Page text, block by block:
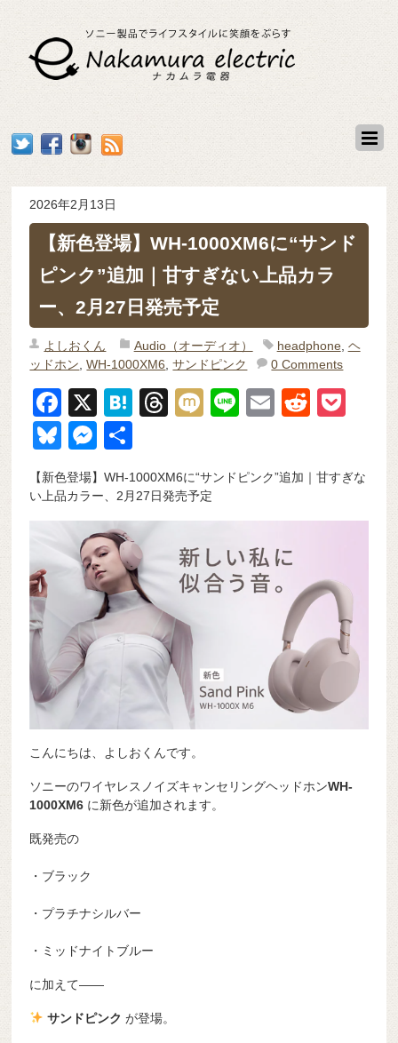
2026年2月13日
【新色登場】WH-1000XM6に“サンド
ピンク”追加｜甘すぎない上品カラ
ー、2月27日発売予定
よしおくん Audio（オーディオ） headphone, ヘ
ッドホン ,WH-1000XM6 ,サンドピンク 0 Comments
F
a
c
e
b
o
o
k
X
H
n
a
T
a
d
s
M
Li
E
R
di
t
et
Bl
u
e
sk
y
M
ss
e
n
g
er
【新色登場】WH-1000XM6に“サンドピンク”追加｜甘すぎな
い上品カラー、2月27日発売予定
こんにちは、よしおくんです。
ソニーのワイヤレスノイズキャンセリングヘッドホンWH-
1000XM6 に新色が追加されます。
既発売の
・ブラック
・プラチナシルバー
・ミッドナイトブルー
に加えて――
サンドピンク が登場。